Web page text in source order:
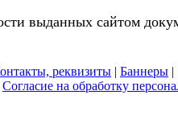
выданных сайтом
реквизиты | Баннеры |
Согласие на обработку